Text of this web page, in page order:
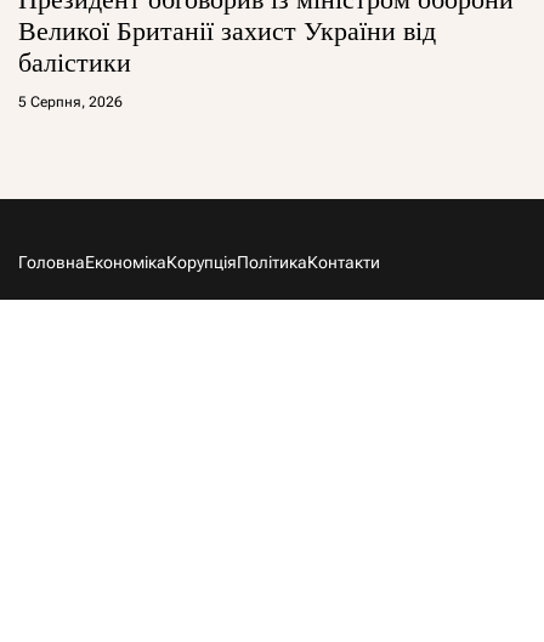
Великої Британії захист України від
балістики
5 Серпня, 2026
ГоловнаЕкономікаКорупціяПолітикаКонтакти